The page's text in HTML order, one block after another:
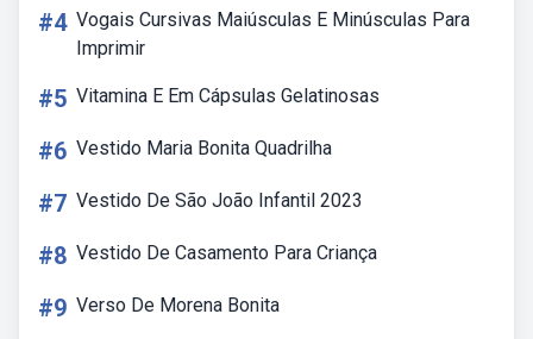
#4 Vogais Cursivas Maiúsculas E Minúsculas Para
Imprimir
#5 Vitamina E Em Cápsulas Gelatinosas
#6 Vestido Maria Bonita Quadrilha
#7 Vestido De São João Infantil 2023
#8 Vestido De Casamento Para Criança
#9 Verso De Morena Bonita